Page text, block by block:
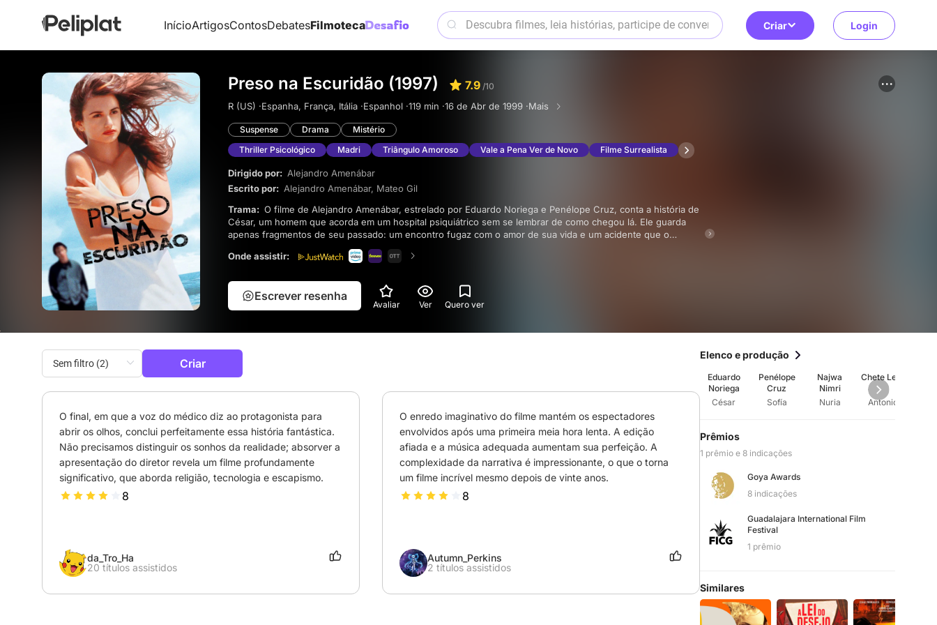
InícioArtigosContosDebatesFilmoteca Criar Login
Preso na Escuridão (1997) 7.9 /10
R (US) ·Espanha, França, Itália ·Espanhol ·119 min ·16 de Abr de 1999 ·Mais
Suspense Drama
Mistério
Thriller Psicológico
Madri Triângulo Amoroso Vale a Pena Ver de Novo Filme Surrealista
Dirigido por: Alejandro Amenábar
Escrito por: Alejandro Amenábar, Mateo Gil
Trama:
César, um homem que acorda em um hospital psiquiátrico sem se lembrar de como chegou lá. Ele guarda
apenas fragmentos de seu passado: um encontro fugaz com o amor de sua vida e um acidente que o
deixou desfigurado. Ao enfrentar sua nova realidade e rejeição, os limites da realidade começam a se
confundir.
Onde assistir:
Escrever resenha
Avaliar Ver Quero ver
Criar
O final, em que a voz do médico diz ao protagonista para
abrir os olhos, conclui perfeitamente essa história fantástica.
Não precisamos distinguir os sonhos da realidade; absorver a
apresentação do diretor revela um filme profundamente
significativo, que aborda religião, tecnologia e escapismo.
8
da_Tro_Ha
20 títulos assistidos
O enredo imaginativo do filme mantém os espectadores
envolvidos após uma primeira meia hora lenta. A edição
afiada e a música adequada aumentam sua perfeição. A
complexidade da narrativa é impressionante, o que o torna
um filme incrível mesmo depois de vinte anos.
8
Autumn_Perkins
2 títulos assistidos
Elenco e produção
Eduardo
Noriega
César
Penélope
Cruz
Sofía
Najwa
Nimri
Nuria
Chete Lera
Antonio
Prêmios
1 prêmio e 8 indicações
Goya Awards
8 indicações
Guadalajara International Film
Festival
1 prêmio
Similares